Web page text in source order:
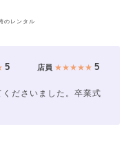
のレンタル
5 店員 ★★★★★5
ださいました。卒業式